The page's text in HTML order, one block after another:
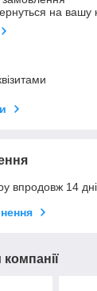
на вашу
впродовж 14
компанії